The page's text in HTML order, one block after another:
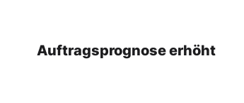
Auftragsprognose erhöht